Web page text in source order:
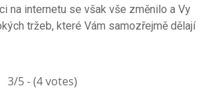
na internetu se však vše změnilo a Vy
tržeb, které Vám samozřejmě dělají
3/5 - (4 votes)